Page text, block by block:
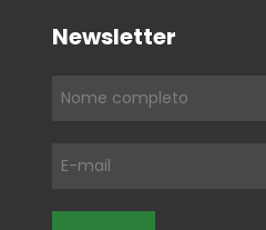
Newsletter